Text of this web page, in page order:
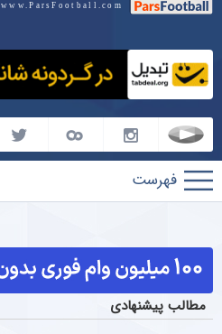
www.ParsFootball.com
پارس
فوتبال
مطالب پیشنهادی